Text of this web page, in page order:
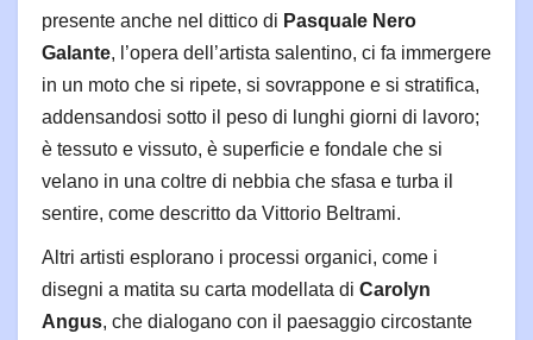
presente anche nel dittico di Pasquale Nero
Galante, l’opera dell’artista salentino, ci fa immergere
in un moto che si ripete, si sovrappone e si stratifica,
addensandosi sotto il peso di lunghi giorni di lavoro;
è tessuto e vissuto, è superficie e fondale che si
velano in una coltre di nebbia che sfasa e turba il
sentire, come descritto da Vittorio Beltrami.
Altri artisti esplorano i processi organici, come i
disegni a matita su carta modellata di Carolyn
Angus, che dialogano con il paesaggio circostante